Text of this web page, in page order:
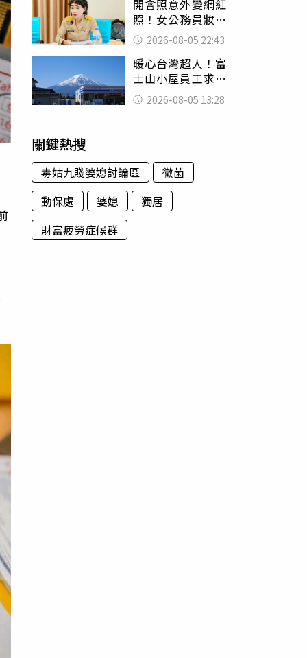
開會照意外變網紅
照！女公務員妝容
掀2千則留言 本人
怒嗆：化妝有錯嗎
2026-08-05 22:43
暖心台灣超人！富
士山小屋員工求助
「想活下去」 山
友狂背物資上山：
2026-08-05 13:28
關鍵熱搜
毒姑九賤婆媳討論區
黴菌
動保處
婆媳
獨居
財富疲勞症候群